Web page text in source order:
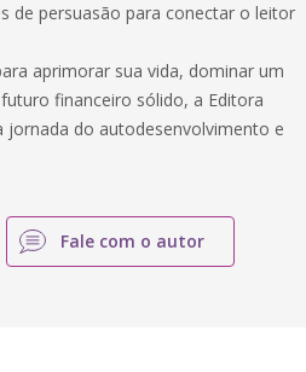
de persuasão para conectar o leitor
aprimorar sua vida, dominar um
financeiro sólido, a Editora
jornada do autodesenvolvimento e
Fale com o autor